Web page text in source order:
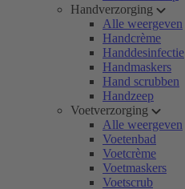
Handverzorging
Alle weergeven
Handcrème
Handdesinfectie
Handmaskers
Hand scrubben
Handzeep
Voetverzorging
Alle weergeven
Voetenbad
Voetcrème
Voetmaskers
Voetscrub